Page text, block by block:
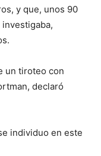
y que, unos 90
un tiroteo con
declaró
individuo en este